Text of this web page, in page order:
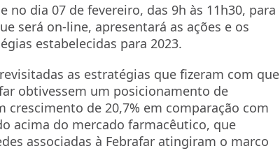
no dia 07 de fevereiro, das 9h às 11h30, para
será on-line, apresentará as ações e os
estabelecidas para 2023.
as estratégias que fizeram com que
obtivessem um posicionamento de
de 20,7% em comparação com
acima do mercado farmacêutico, que
associadas à Febrafar atingiram o marco